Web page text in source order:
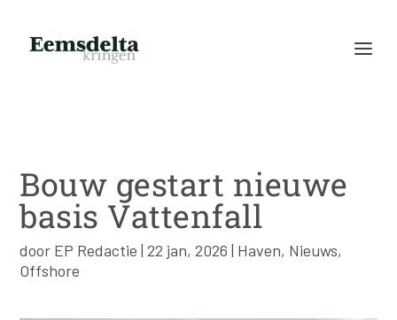
Bouw gestart nieuwe
basis Vattenfall
door EP Redactie |22 jan, 2026 | Haven, Nieuws,
Offshore